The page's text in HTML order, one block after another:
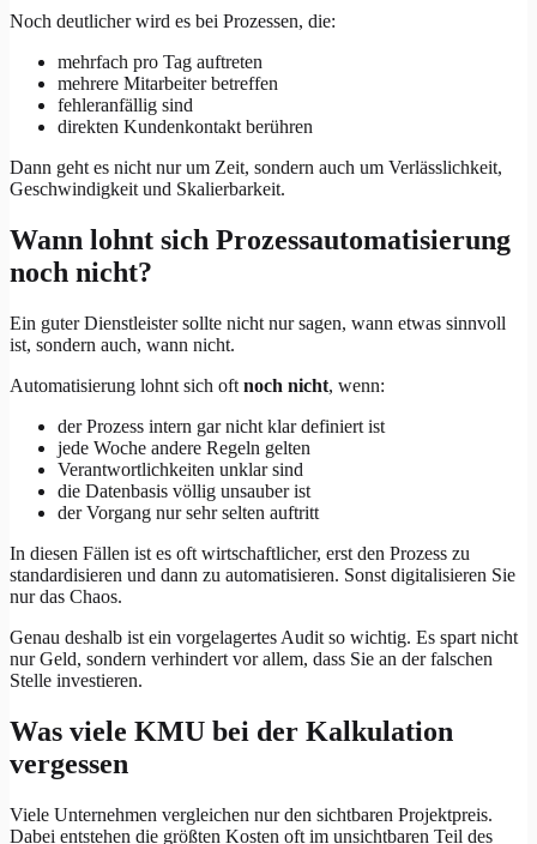
Noch deutlicher wird es bei Prozessen, die:
mehrfach pro Tag auftreten
mehrere Mitarbeiter betreffen
fehleranfällig sind
direkten Kundenkontakt berühren
Dann geht es nicht nur um Zeit, sondern auch um Verlässlichkeit,
Geschwindigkeit und Skalierbarkeit.
Wann lohnt sich Prozessautomatisierung
noch nicht?
Ein guter Dienstleister sollte nicht nur sagen, wann etwas sinnvoll
ist, sondern auch, wann nicht.
Automatisierung lohnt sich oft noch nicht, wenn:
der Prozess intern gar nicht klar definiert ist
jede Woche andere Regeln gelten
Verantwortlichkeiten unklar sind
die Datenbasis völlig unsauber ist
der Vorgang nur sehr selten auftritt
In diesen Fällen ist es oft wirtschaftlicher, erst den Prozess zu
standardisieren und dann zu automatisieren. Sonst digitalisieren Sie
nur das Chaos.
Genau deshalb ist ein vorgelagertes Audit so wichtig. Es spart nicht
nur Geld, sondern verhindert vor allem, dass Sie an der falschen
Stelle investieren.
Was viele KMU bei der Kalkulation
vergessen
Viele Unternehmen vergleichen nur den sichtbaren Projektpreis.
Dabei entstehen die größten Kosten oft im unsichtbaren Teil des